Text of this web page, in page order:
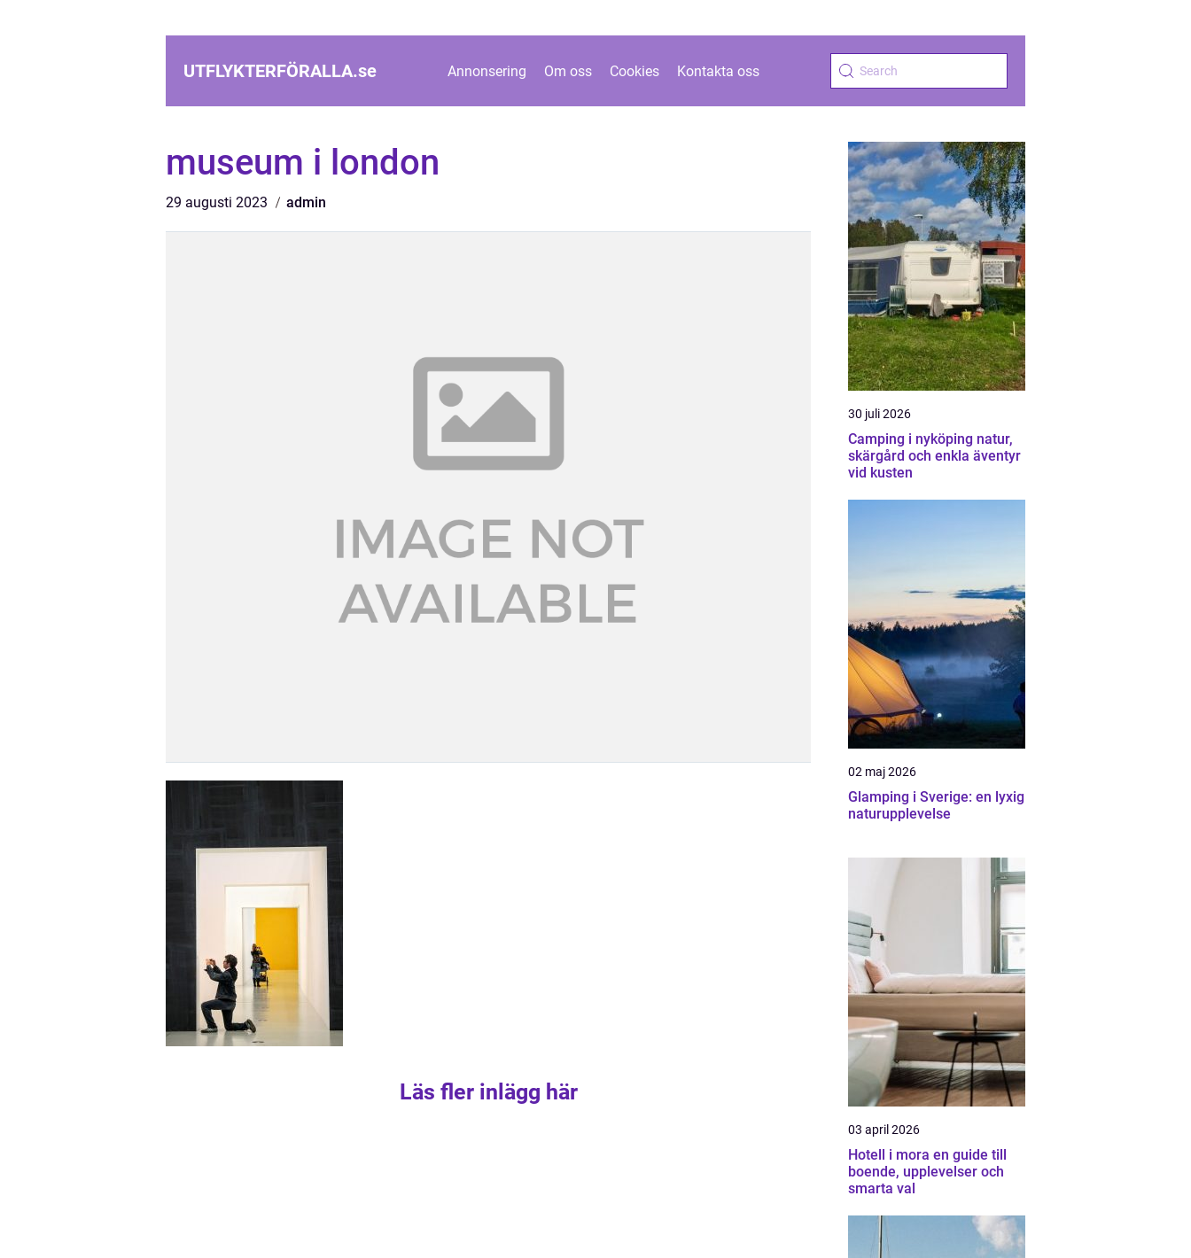
UTFLYKTERFÖRALLA.se Annonsering Om oss Cookies Kontakta oss
museum i london
29 augusti 2023 admin
Läs fler inlägg här
30 juli 2026
Camping i nyköping natur,
skärgård och enkla äventyr
vid kusten
02 maj 2026
Glamping i Sverige: en lyxig
naturupplevelse
03 april 2026
Hotell i mora en guide till
boende, upplevelser och
smarta val